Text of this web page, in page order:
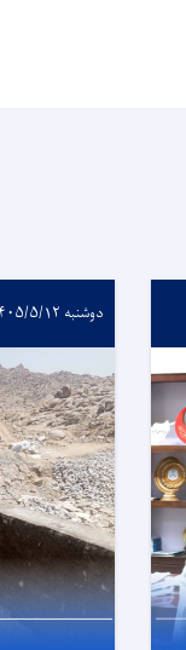
دوشنبه ۱۴۰۵/۵/۱۲ - ۱۵:۱۹